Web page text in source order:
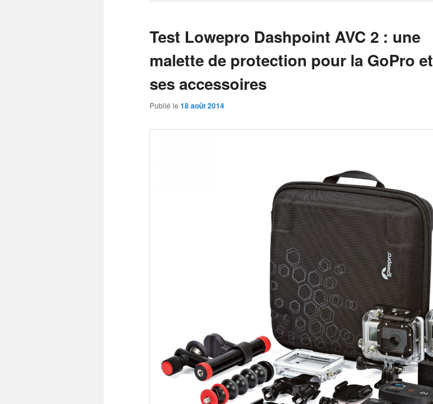
Test Lowepro Dashpoint AVC 2 : une
malette de protection pour la GoPro et
ses accessoires
Publié le 18 août 2014